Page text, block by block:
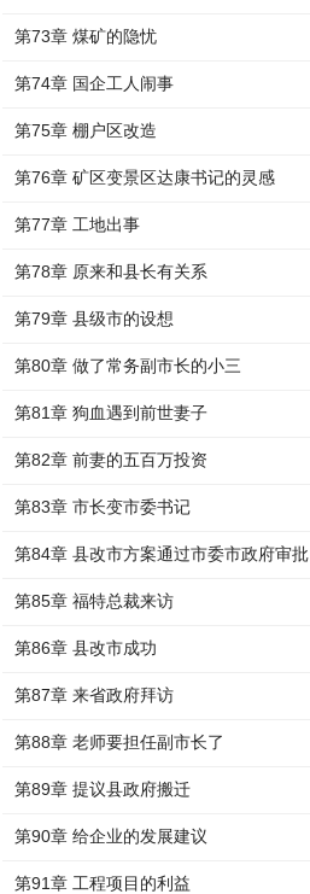
第73章 煤矿的隐忧
第74章 国企工人闹事
第75章 棚户区改造
第76章 矿区变景区达康书记的灵感
第77章 工地出事
第78章 原来和县长有关系
第79章 县级市的设想
第80章 做了常务副市长的小三
第81章 狗血遇到前世妻子
第82章 前妻的五百万投资
第83章 市长变市委书记
第84章 县改市方案通过市委市政府审批
第85章 福特总裁来访
第86章 县改市成功
第87章 来省政府拜访
第88章 老师要担任副市长了
第89章 提议县政府搬迁
第90章 给企业的发展建议
第91章 工程项目的利益